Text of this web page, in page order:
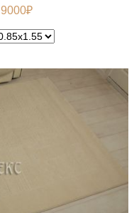
9000₽